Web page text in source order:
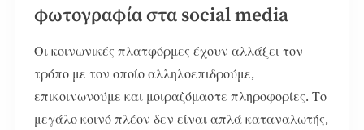
φωτογραφία στα social media
Οι κοινωνικές πλατφόρμες έχουν αλλάξει τον
τρόπο με τον οποίο αλληλοεπιδρούμε,
επικοινωνούμε και μοιραζόμαστε πληροφορίες. Το
μεγάλο κοινό πλέον δεν είναι απλά καταναλωτής,